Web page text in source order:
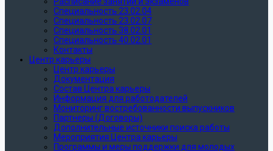
Специальность 23.02.04
Специальность 23.02.07
Специальность 38.02.01
Специальность 40.02.01
Контакты
Центр карьеры
Центр карьеры
Документация
Состав Центра карьеры
Информация для работодателей
Мониторинг востребованности выпускников
Партнеры (Договоры)
Дополнительные источники поиска работы
Мероприятия Центра карьеры
Программы и меры поддержки для молодых